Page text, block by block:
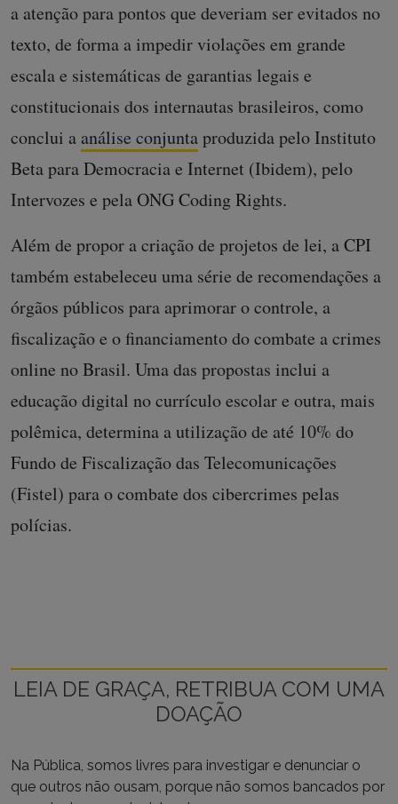
a atenção para pontos que deveriam ser evitados no
texto, de forma a impedir violações em grande
escala e sistemáticas de garantias legais e
constitucionais dos internautas brasileiros, como
conclui a análise conjuntaproduzida pelo Instituto
Beta para Democracia e Internet (Ibidem), pelo
Intervozes e pela ONG Coding Rights.
Além de propor a criação de projetos de lei, a CPI
também estabeleceu uma série de recomendações a
órgãos públicos para aprimorar o controle, a
fiscalização e o financiamento do combate a crimes
online no Brasil. Uma das propostas inclui a
educação digital no currículo escolar e outra, mais
polêmica, determina a utilização de até 10% do
Fundo de Fiscalização das Telecomunicações
(Fistel) para o combate dos cibercrimes pelas
polícias.
LEIA DE GRAÇA, RETRIBUA COM UMA
DOAÇÃO
Na Pública, somos livres para investigar e denunciar o
que outros não ousam, porque não somos bancados por